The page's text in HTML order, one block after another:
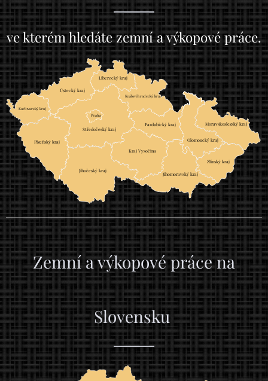
ve kterém hledáte zemní a výkopové práce.
Olomoucký kraj
Moravskoslezský kraj
Jihomoravský kraj
Kraj Vysočina
Zlínský kraj
Jihočeský kraj
Středočeský kraj
Praha
Plzeňský kraj
Liberecký kraj
Pardubický kraj
Královéhradecký kraj
Karlovarský kraj
Ústecký kraj
Zemní a výkopové práce na
Slovensku